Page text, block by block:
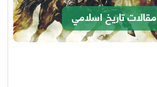
مقالات تاريخ اسلامي